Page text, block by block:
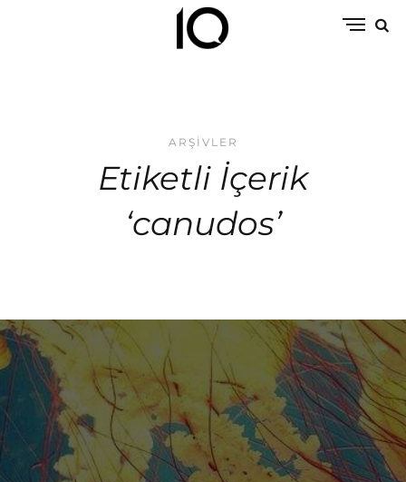
ARŞIVLER
Etiketli İçerik
‘canudos’